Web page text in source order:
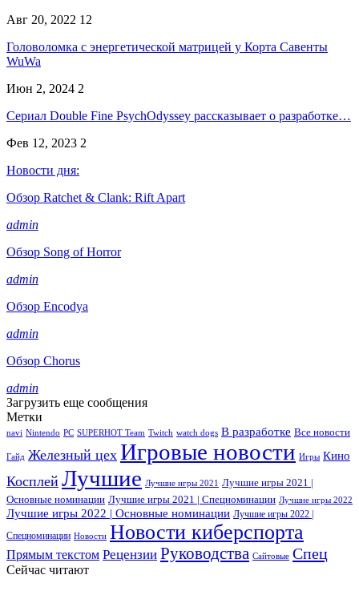
Авг 20, 2022 12
Головоломка с энергетической матрицей у Корта Савенты
WuWa
Июн 2, 2024 2
Сериал Double Fine PsychOdyssey рассказывает о разработке…
Фев 12, 2023 2
Новости дня:
Обзор Ratchet & Clank: Rift Apart
admin
Обзор Song of Horror
admin
Обзор Encodya
admin
Обзор Chorus
admin
Загрузить еще сообщения
Метки
navi Nintendo PC SUPERHOT Team Twitch watch dogs В разработке Все новости
Гайд Железный цех Игровые новости Игры Кино
Косплей Лучшие Лучшие игры 2021
Лучшие игры 2021 |
Основные номинации Лучшие игры 2021 | Спецноминации Лучшие игры 2022
Лучшие игры 2022 | Основные номинации Лучшие игры 2022 |
Спецноминации Новости Новости киберспорта
Прямым текстом Рецензии Руководства Сайтовые Спец
Сейчас читают